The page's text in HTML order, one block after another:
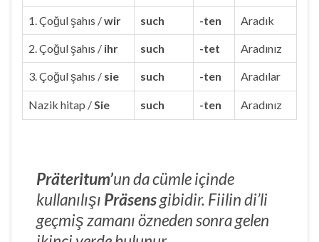
1. Çoğul şahıs /wir such -ten Aradık
2. Çoğul şahıs / ihr such -tet Aradınız
3. Çoğul şahıs / sie such -ten Aradılar
Nazik hitap /Sie such -ten Aradınız
Präteritum’un dacümle içinde
kullanılışı Präsensgibidir. Fiilin di’li
geçmiş zamanı özneden sonra gelen